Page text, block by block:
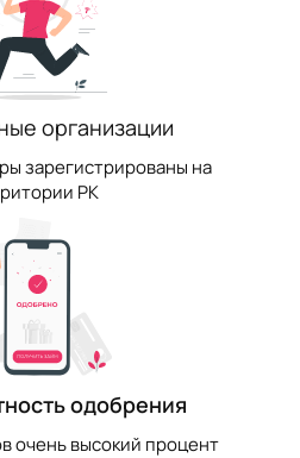
организации
зарегистрированы на
РК
одобрения
очень высокий процент